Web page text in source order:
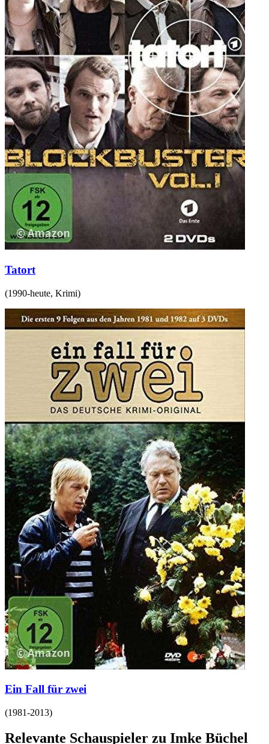
Tatort
(1990-heute, Krimi)
Ein Fall für zwei
(1981-2013)
Relevante Schauspieler zu Imke Büchel